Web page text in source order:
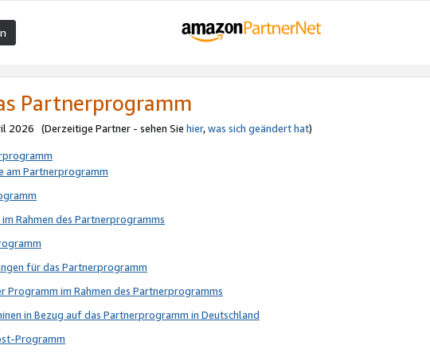
Partnerprogramm
2026 (Derzeitige Partner - sehen Sie hier,was sich geändert hat)
am Partnerprogramm
Rahmen des Partnerprogramms
für das Partnerprogramm
Programm im Rahmen des Partnerprogramms
in Bezug auf das Partnerprogramm in Deutschland
Programm